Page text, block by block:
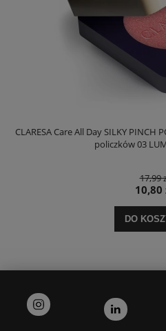
CLARESA Care All Day SILKY PINCH
policzków 03
17,99
10,80
DO